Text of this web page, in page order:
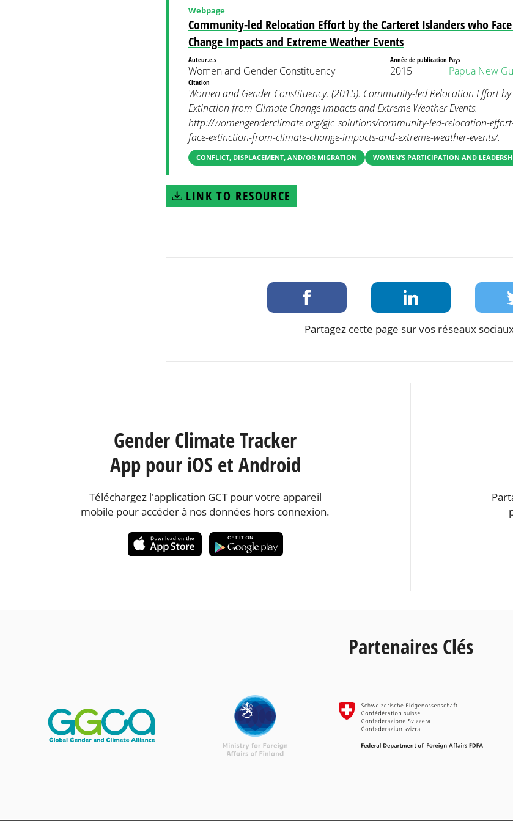
Community-led Relocation Effort by the Carteret Islanders who
Change Impacts and Extreme Weather Events
Webpage
Auteur.e.s
Women and Gender Constituency
Année de publication
2015
Pays
Papua New
Citation
Women and Gender Constituency. (2015). Community-led Relocation Effort
Extinction from Climate Change Impacts and Extreme Weather Events.
http://womengenderclimate.org/gjc_solutions/community-led-relocation-
face-extinction-from-climate-change-impacts-and-extreme-weather-events/.
CONFLICT, DISPLACEMENT, AND/OR MIGRATION WOMEN’S PARTICIPATION AND
LINK TO RESOURCE
Partagez cette page sur vos réseaux
Gender Climate Tracker
App pour iOS et Android
Téléchargez l'application GCT pour votre appareil
mobile pour accéder à nos données hors connexion.
Partenaires Clés